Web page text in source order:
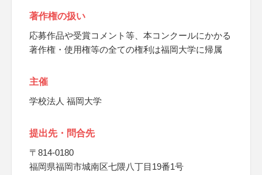
著作権の扱い
応募作品や受賞コメント等、本コンクールにかかる
著作権・使用権等の全ての権利は福岡大学に帰属
主催
学校法人 福岡大学
提出先・問合先
〒814-0180
福岡県福岡市城南区七隈八丁目19番1号